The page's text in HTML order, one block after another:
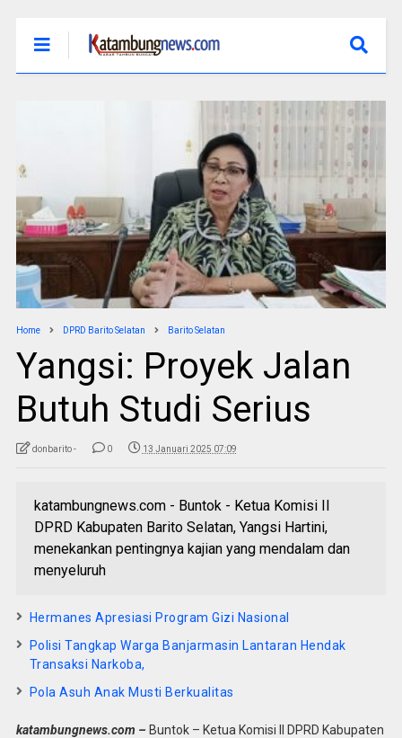
Home DPRD Barito Selatan Barito Selatan
Yangsi: Proyek Jalan
Butuh Studi Serius
donbarito - 0 13 Januari 2025 07:09
katambungnews.com - Buntok - Ketua Komisi II
DPRD Kabupaten Barito Selatan, Yangsi Hartini,
menekankan pentingnya kajian yang mendalam dan
menyeluruh
Hermanes Apresiasi Program Gizi Nasional
Polisi Tangkap Warga Banjarmasin Lantaran Hendak
Transaksi Narkoba,
Pola Asuh Anak Musti Berkualitas
katambungnews.com – Buntok – Ketua Komisi II DPRD Kabupaten